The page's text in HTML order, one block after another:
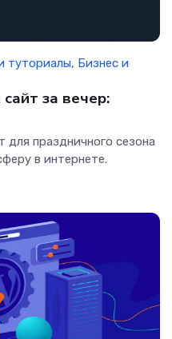
туториалы, Бизнес и
за вечер:
для праздничного сезона
в интернете.